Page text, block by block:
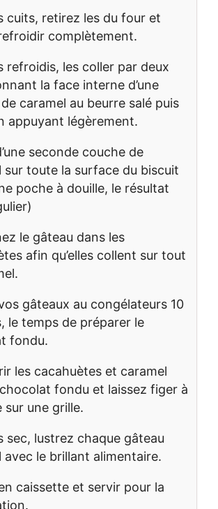
cuits, retirez les du four et
complètement.
refroidis, les coller par deux
la face interne d’une
caramel au beurre salé puis
appuyant légèrement.
seconde couche de
sur toute la surface du biscuit
poche à douille, le résultat
le gâteau dans les
afin qu’elles collent sur tout
gâteaux au congélateurs 10
le temps de préparer le
fondu.
les cacahuètes et caramel
fondu et laissez figer à
sur une grille.
sec, lustrez chaque gâteau
avec le brillant alimentaire.
caissette et servir pour la